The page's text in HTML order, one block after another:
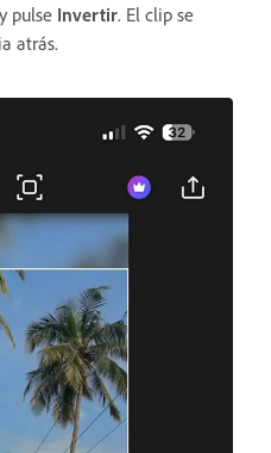
pulse Invertir. El clip se
atrás.